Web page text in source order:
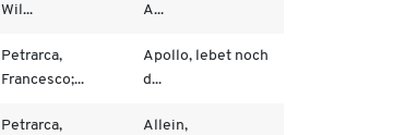
Wil...
A...
Petrarca,
Francesco;...
Apollo, lebet noch
d...
Petrarca,
Allein,